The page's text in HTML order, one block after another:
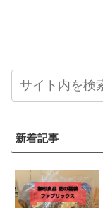
新着記事